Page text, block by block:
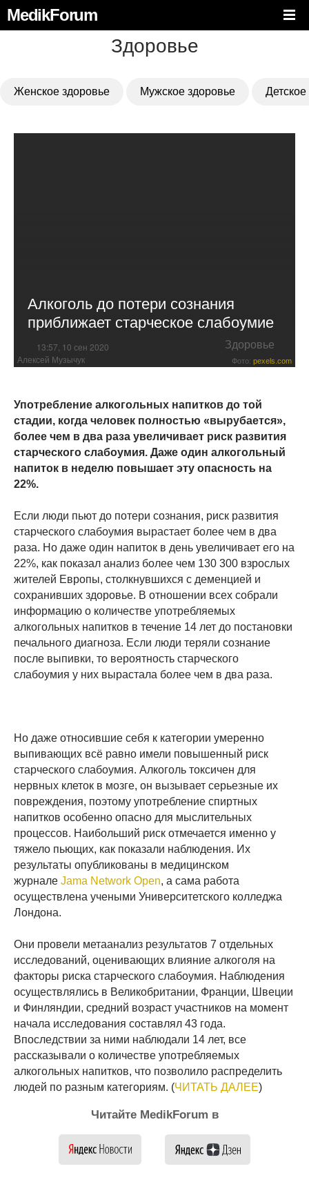
MedikForum
Здоровье
Женское здоровье Мужское здоровье
Алкоголь до потери сознания
приближает старческое слабоумие
13:57, 10 сен 2020 Здоровье
Алексей Музычук Фото: pexels.com
Употребление алкогольных напитков до той
стадии, когда человек полностью «вырубается»,
более чем в два раза увеличивает риск развития
старческого слабоумия. Даже один алкогольный
напиток в неделю повышает эту опасность на
22%.
Если люди пьют до потери сознания, риск развития
старческого слабоумия вырастает более чем в два
раза. Но даже один напиток в день увеличивает его на
22%, как показал анализ более чем 130 300 взрослых
жителей Европы, столкнувшихся с деменцией и
сохранивших здоровье. В отношении всех собрали
информацию о количестве употребляемых
алкогольных напитков в течение 14 лет до постановки
печального диагноза. Если люди теряли сознание
после выпивки, то вероятность старческого
слабоумия у них вырастала более чем в два раза.
Но даже относившие себя к категории умеренно
выпивающих всё равно имели повышенный риск
старческого слабоумия. Алкоголь токсичен для
нервных клеток в мозге, он вызывает серьезные их
повреждения, поэтому употребление спиртных
напитков особенно опасно для мыслительных
процессов. Наибольший риск отмечается именно у
тяжело пьющих, как показали наблюдения. Их
результаты опубликованы в медицинском
журнале Jama Network Open, а сама работа
осуществлена учеными Университетского колледжа
Лондона.
Они провели метаанализ результатов 7 отдельных
исследований, оценивающих влияние алкоголя на
факторы риска старческого слабоумия. Наблюдения
осуществлялись в Великобритании, Франции, Швеции
и Финляндии, средний возраст участников на момент
начала исследования составлял 43 года.
Впоследствии за ними наблюдали 14 лет, все
рассказывали о количестве употребляемых
алкогольных напитков, что позволило распределить
людей по разным категориям. (ЧИТАТЬ ДАЛЕЕ)
Читайте MedikForum в